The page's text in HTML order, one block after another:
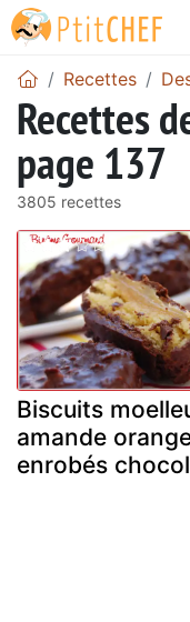
Recettes
Recettes
page 137
3805 recettes
Biscuits
amande
enrobés